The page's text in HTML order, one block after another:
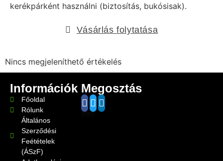
kerékpárként használni (biztosítás, bukósisak).
Vásárlás folytatása
Nincs megjeleníthető értékelés
Információk
Főoldal
Rólunk
Általános
Szerződési
Feétételek
(ÁSzF)
Megosztás